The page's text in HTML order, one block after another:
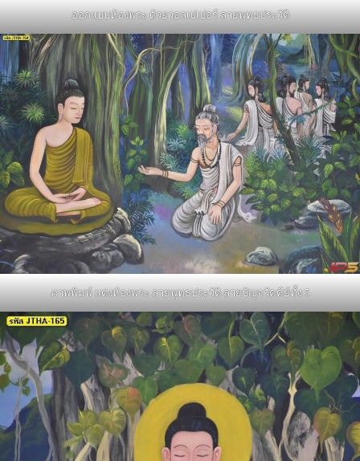
ออกแบบห้องพระ ด้วยวอลเปเปอร์ ลายพุทธประวัติ
ภาพพิมพ์ แต่งห้องพระ ลายพุทธประวัติ ลายปัญจวัคคีย์ทั้ง 5